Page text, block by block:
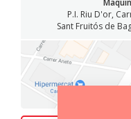
P.I. Riu D'or,
Sant Fruitós de